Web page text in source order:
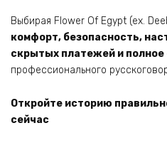
Выбирая Flower Of Egypt (ex.
комфорт, безопасность,
скрытых платежей и
профессионального
Откройте историю
сейчас